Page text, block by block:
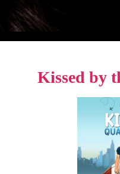
Kissed by